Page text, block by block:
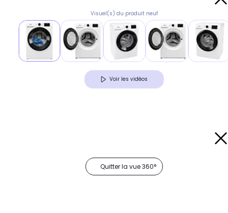
Visuel(s) du produit neuf
Voir les vidéos
Quitter la vue 360°